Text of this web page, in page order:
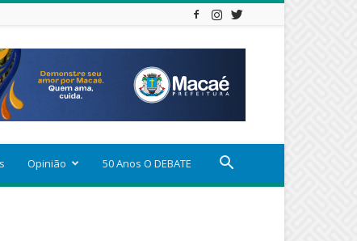
Opinião 50 Anos O DEBATE